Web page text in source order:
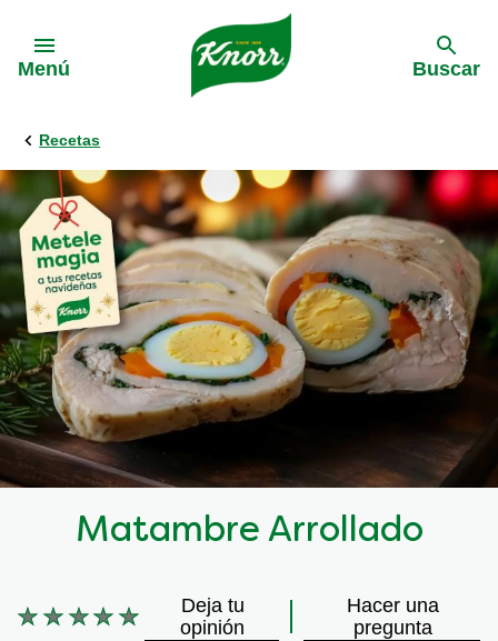
Menú Buscar
Recetas
Matambre Arrollado
No
Deja tu
opinión
Hacer una
pregunta